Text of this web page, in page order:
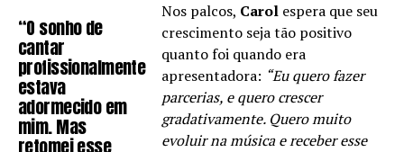
“O sonho de
cantar
profissionalmente
estava
adormecido em
mim. Mas
retomei esse
Nos palcos, Carol espera que seu
crescimento seja tão positivo
quanto foi quando era
apresentadora: “Eu quero fazer
parcerias, e quero crescer
gradativamente. Quero muito
evoluir na música e receber esse